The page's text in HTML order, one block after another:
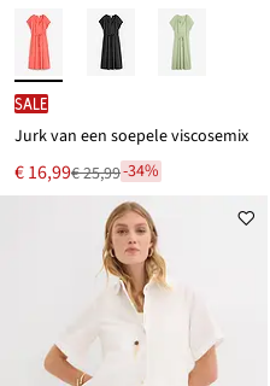
SALE
Jurk van een soepele viscosemix
Nu
voor
€ 16,99
Van € 25,99-34%